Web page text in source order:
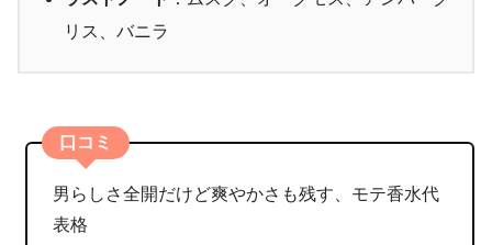
リス、バニラ
口コミ
男らしさ全開だけど爽やかさも残す、モテ香水代
表格